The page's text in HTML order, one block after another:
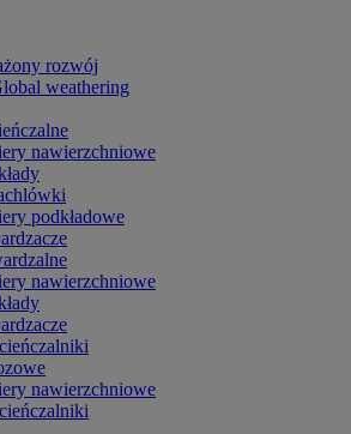
rozwój
weathering
nawierzchniowe
podkładowe
nawierzchniowe
nawierzchniowe